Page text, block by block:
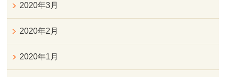
2020年3月
2020年2月
2020年1月